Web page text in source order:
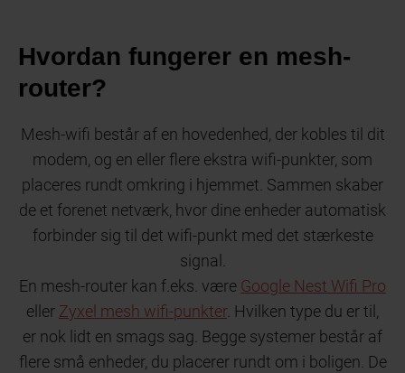
Hvordan fungerer en mesh-
router?
Mesh-wifi består af en hovedenhed, der kobles til dit
modem, og en eller flere ekstra wifi-punkter, som
placeres rundt omkring i hjemmet. Sammen skaber
de et forenet netværk, hvor dine enheder automatisk
forbinder sig til det wifi-punkt med det stærkeste
signal.
En mesh-router kan f.eks. være Google Nest Wifi Pro
eller Zyxel mesh wifi-punkter. Hvilken type du er til,
er nok lidt en smags sag. Begge systemer består af
flere små enheder, du placerer rundt om i boligen. De